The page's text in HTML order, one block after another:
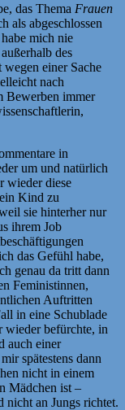
das Thema Frauen
als abgeschlossen
mich nie
des
einer Sache
nach
Bewerben immer
in
um und natürlich
wieder diese
Kind zu
sie hinterher nur
ihrem Job
das Gefühl habe,
genau da tritt dann
Feministinnen,
Auftritten
in eine Schublade
wieder befürchte, in
auch einer
spätestens dann
nicht in einem
Mädchen ist –
an Jungs richtet.